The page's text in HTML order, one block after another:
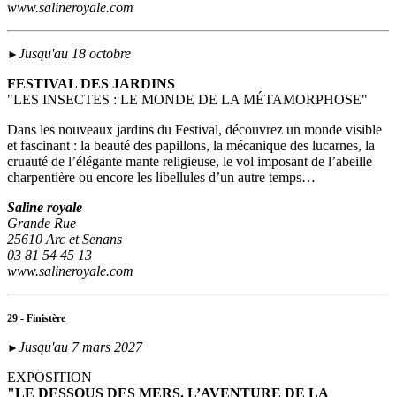
www.salineroyale.com
► Jusqu'au 18 octobre
FESTIVAL DES JARDINS
"LES INSECTES : LE MONDE DE LA MÉTAMORPHOSE"
Dans les nouveaux jardins du Festival, découvrez un monde visible
et fascinant : la beauté des papillons, la mécanique des lucarnes, la
cruauté de l’élégante mante religieuse, le vol imposant de l’abeille
charpentière ou encore les libellules d’un autre temps…
Saline royale
Grande Rue
25610 Arc et Senans
03 81 54 45 13
www.salineroyale.com
29 - Finistère
► Jusqu'au 7 mars 2027
EXPOSITION
"LE DESSOUS DES MERS. L’AVENTURE DE LA